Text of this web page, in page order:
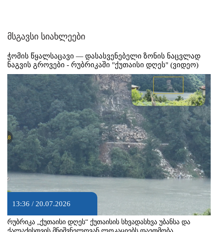
მსგავსი სიახლეები
ჭომის წყალსაცავი — დასასვენებელი ზონის ნაცვლად
ნაგვის გროვები - რუბრიკაში "ქუთაისი დღეს" (ვიდეო)
13:36 / 20.07.2026
რუბრიკა „ქუთაისი დღეს“ ქუთაისის სხვადასხვა უბანსა და